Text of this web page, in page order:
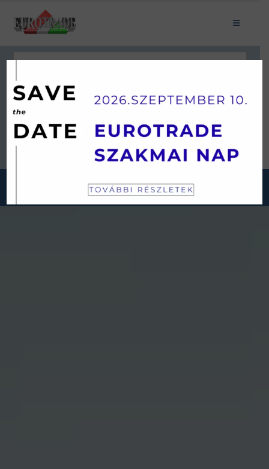
Keresés
JÁRMŰKATEGÓRIÁINK